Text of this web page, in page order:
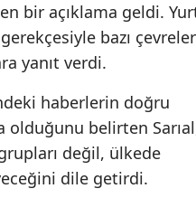
bir açıklama geldi.
bazı çevreler
yanıt verdi.
haberlerin doğru
olduğunu belirten
değil, ülkede
dile getirdi.